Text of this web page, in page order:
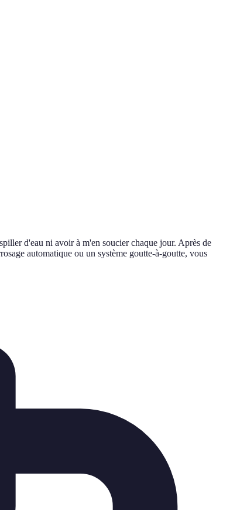
d'eau ni avoir à m'en soucier chaque jour. Après de
automatique ou un système goutte-à-goutte, vous